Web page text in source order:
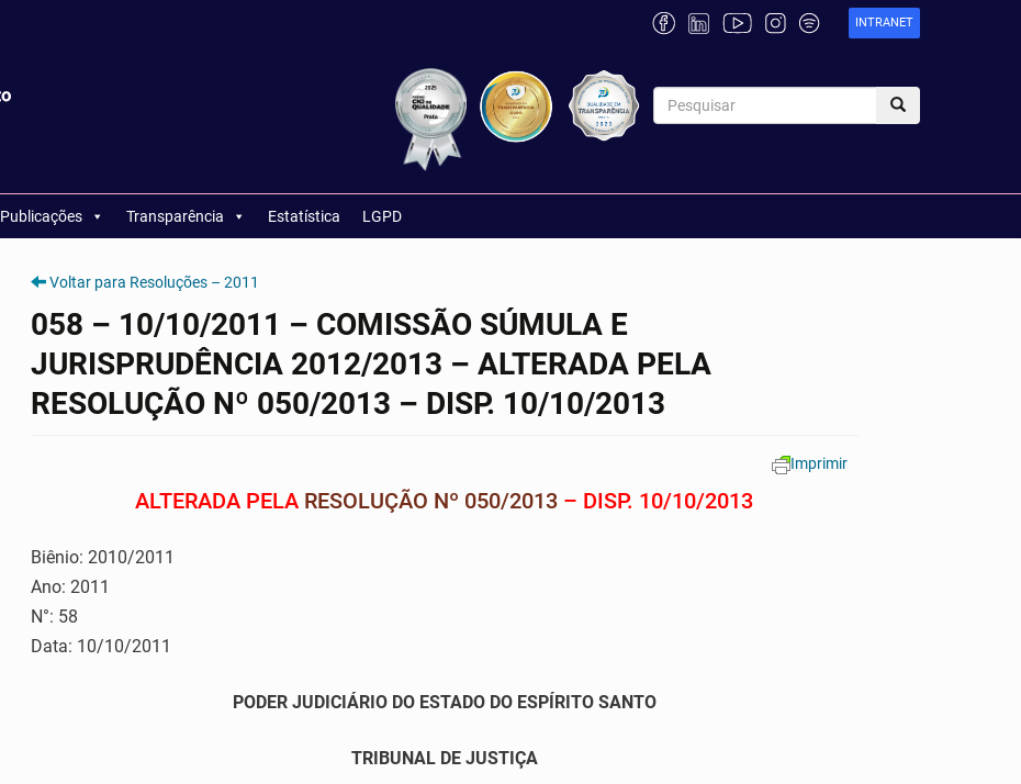
INTRANET
Publicações Transparência Estatística LGPD
Voltar para Resoluções – 2011
058 – 10/10/2011 – COMISSÃO SÚMULA E
JURISPRUDÊNCIA 2012/2013 – ALTERADA PELA
RESOLUÇÃO Nº 050/2013 – DISP. 10/10/2013
Imprimir
ALTERADA PELA RESOLUÇÃO Nº 050/2013 – DISP. 10/10/2013
Biênio: 2010/2011
Ano: 2011
N°: 58
Data: 10/10/2011
PODER JUDICIÁRIO DO ESTADO DO ESPÍRITO SANTO
TRIBUNAL DE JUSTIÇA